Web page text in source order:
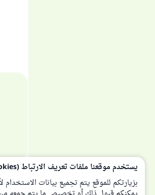
يستخدم موقعنا ملفات تعريف الارتباط (Cookies)
بزيارتكم للموقع يتم تجميع بيانات